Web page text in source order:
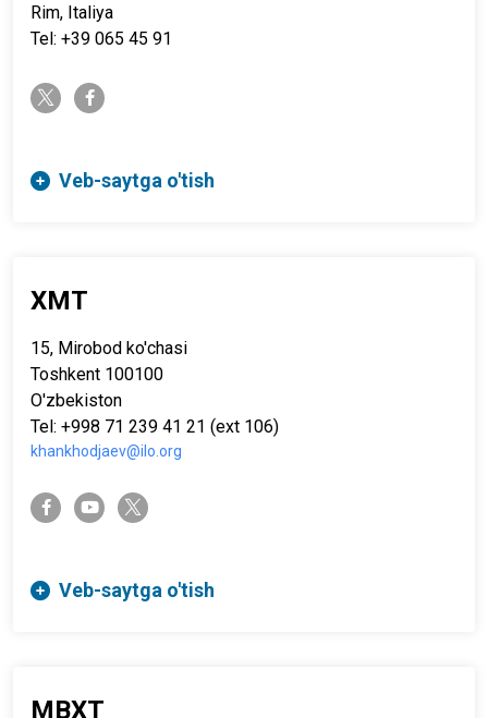
Rim, Italiya
Tel: +39 065 45 91
twitter-x facebook-f
Veb-saytga o'tish
XMT
15, Mirobod ko'chasi
Toshkent 100100
O'zbekiston
Tel: +998 71 239 41 21 (ext 106)
khankhodjaev@ilo.org
facebook-fyoutubetwitter-x
Veb-saytga o'tish
MBXT